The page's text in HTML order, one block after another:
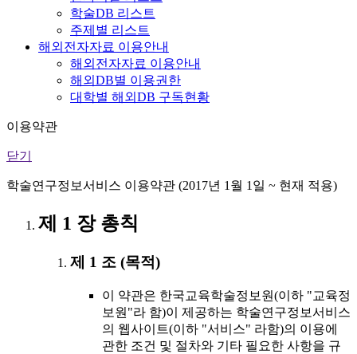
학술DB 리스트
주제별 리스트
해외전자자료 이용안내
해외전자자료 이용안내
해외DB별 이용권한
대학별 해외DB 구독현황
이용약관
닫기
학술연구정보서비스 이용약관 (2017년 1월 1일 ~ 현재 적용)
제 1 장 총칙
제 1 조 (목적)
이 약관은 한국교육학술정보원(이하 "교육정
보원"라 함)이 제공하는 학술연구정보서비스
의 웹사이트(이하 "서비스" 라함)의 이용에
관한 조건 및 절차와 기타 필요한 사항을 규